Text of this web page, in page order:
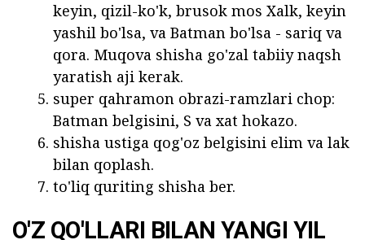
keyin, qizil-ko'k, brusok mos Xalk, keyin
yashil bo'lsa, va Batman bo'lsa - sariq va
qora. Muqova shisha go'zal tabiiy naqsh
yaratish aji kerak.
super qahramon obrazi-ramzlari chop:
Batman belgisini, S va xat hokazo.
shisha ustiga qog'oz belgisini elim va lak
bilan qoplash.
to'liq quriting shisha ber.
O'Z QO'LLARI BILAN YANGI YIL